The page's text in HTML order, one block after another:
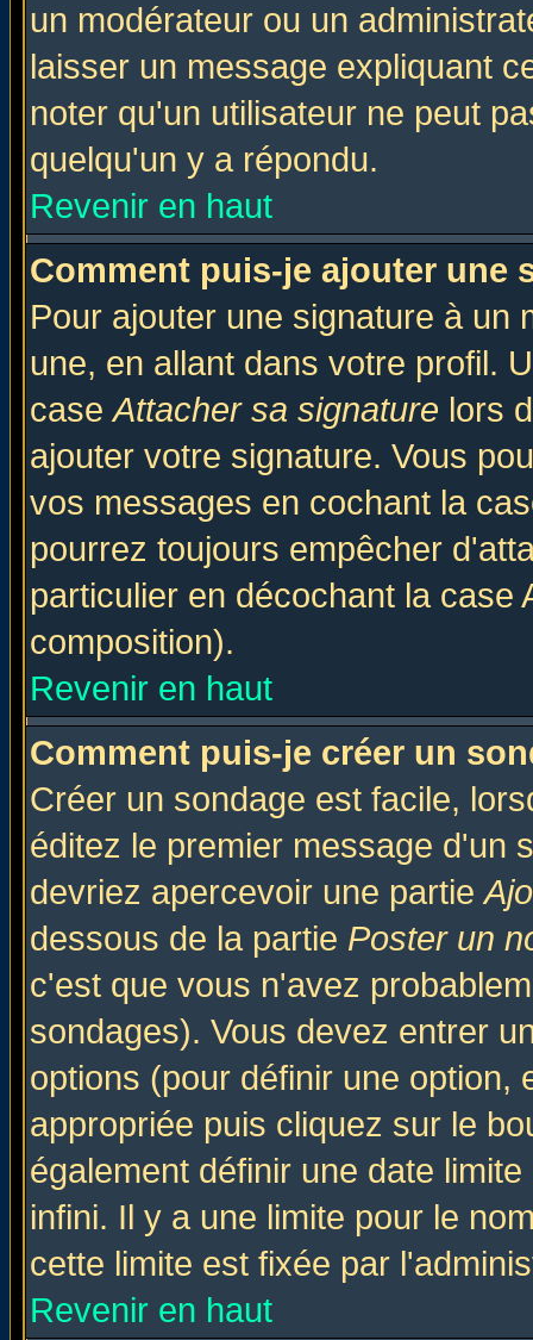
un modérateur ou un
laisser un message expliquant
noter qu'un utilisateur ne peut
quelqu'un y a répondu.
Revenir en haut
Comment puis-je ajouter une
Pour ajouter une signature à un
une, en allant dans votre profil.
caseAttacher sa signature lors
ajouter votre signature. Vous
vos messages en cochant la
pourrez toujours empêcher
particulier en décochant la
composition).
Revenir en haut
Comment puis-je créer un
Créer un sondage est facile,
éditez le premier message d'un
devriez apercevoir une partie
dessous de la partie Poster un
c'est que vous n'avez
sondages). Vous devez entrer
options (pour définir une option,
appropriée puis cliquez sur le
également définir une date
infini. Il y a une limite pour le
cette limite est fixée par
Revenir en haut